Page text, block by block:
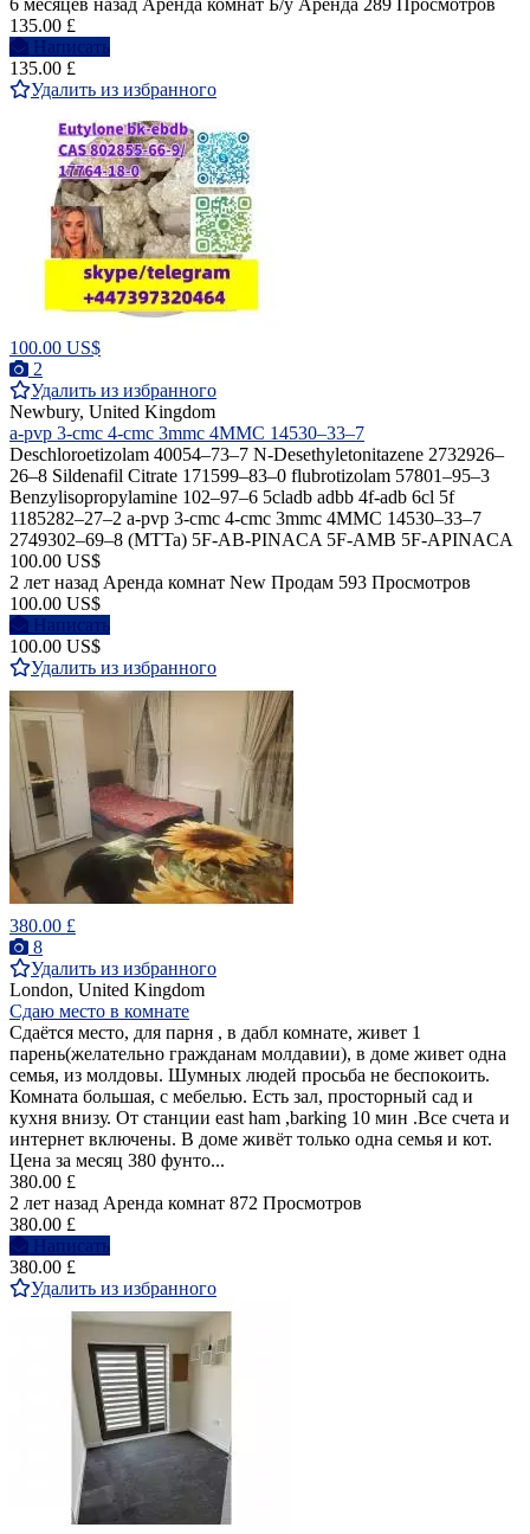
6 месяцев назад Аренда комнат Б/у Аренда 289 Просмотров
135.00 £
Написать
135.00 £
Удалить из избранного
100.00 US$
2
Удалить из избранного
Newbury, United Kingdom
a-pvp 3-cmc 4-cmc 3mmc 4MMC 14530–33–7
Deschloroetizolam 40054–73–7 N-Desethyletonitazene 2732926–
26–8 Sildenafil Citrate 171599–83–0 flubrotizolam 57801–95–3
Benzylisopropylamine 102–97–6 5cladb adbb 4f-adb 6cl 5f
1185282–27–2 a-pvp 3-cmc 4-cmc 3mmc 4MMC 14530–33–7
2749302–69–8 (MTTa) 5F-AB-PINACA 5F-AMB 5F-APINACA
100.00 US$
2 лет назад Аренда комнат New Продам 593 Просмотров
100.00 US$
Написать
100.00 US$
Удалить из избранного
380.00 £
8
Удалить из избранного
London, United Kingdom
Сдаю место в комнате
Сдаётся место, для парня , в дабл комнате, живет 1
парень(желательно гражданам молдавии), в доме живет одна
семья, из молдовы. Шумных людей просьба не беспокоить.
Комната большая, с мебелью. Есть зал, просторный сад и
кухня внизу. От станции east ham ,barking 10 мин .Все счета и
интернет включены. В доме живёт только одна семья и кот.
Цена за месяц 380 фунто...
380.00 £
2 лет назад Аренда комнат 872 Просмотров
380.00 £
Написать
380.00 £
Удалить из избранного